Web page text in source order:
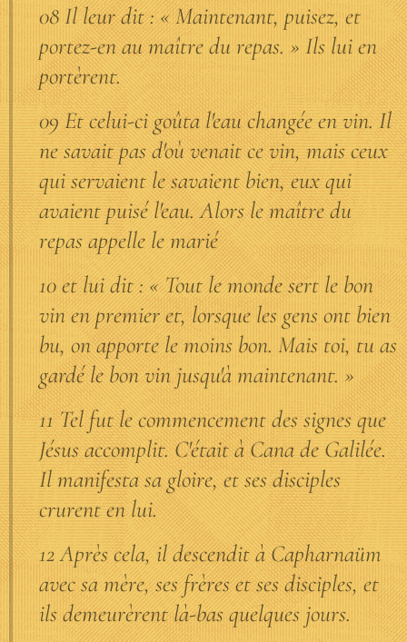
08 Il leur dit : « Maintenant, puisez, et
portez-en au maître du repas. » Ils lui en
portèrent.
09 Et celui-ci goûta l'eau changée en vin. Il
ne savait pas d'où venait ce vin, mais ceux
qui servaient le savaient bien, eux qui
avaient puisé l'eau. Alors le maître du
repas appelle le marié
10 et lui dit : « Tout le monde sert le bon
vin en premier et, lorsque les gens ont bien
bu, on apporte le moins bon. Mais toi, tu as
gardé le bon vin jusqu'à maintenant. »
11 Tel fut le commencement des signes que
Jésus accomplit. C'était à Cana de Galilée.
Il manifesta sa gloire, et ses disciples
crurent en lui.
12 Après cela, il descendit à Capharnaüm
avec sa mère, ses frères et ses disciples, et
ils demeurèrent là-bas quelques jours.